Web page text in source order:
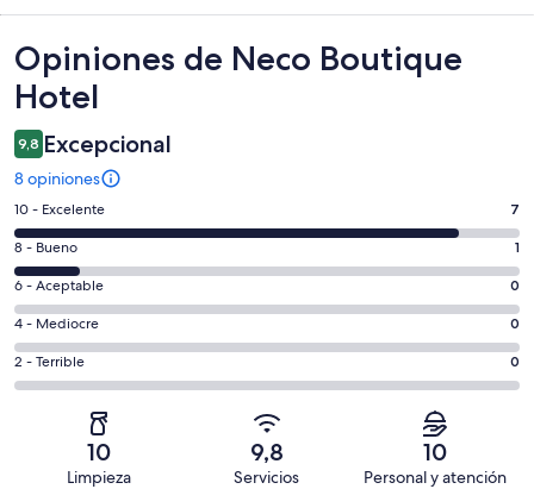
Opiniones
Opiniones de Neco Boutique
Hotel
9,8 Excepcional
8 opiniones
Evaluación:
10
-
Excelente.
7
de
8
opiniones
10 - Excelente 7
Evaluación:
8
-
Bueno.
1
de
opiniones
8 - Bueno 1
Evaluación:
6
-
Aceptable.
0
opiniones
6 - Aceptable 0
Evaluación:
4
-
4 - Mediocre 0
Evaluación:
2
2 - Terrible 0
10
Limpieza
9,8
Servicios
10
Personal y atención